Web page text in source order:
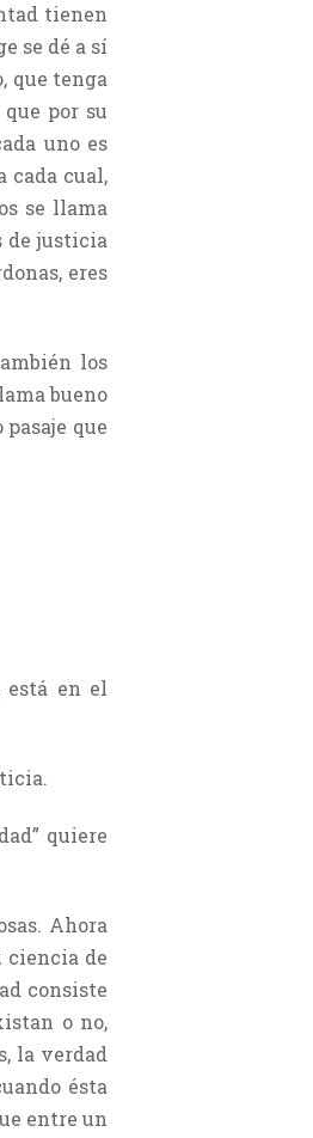
tienen
se dé a sí
que tenga
por su
uno es
cada cual,
se llama
de justicia
eres
los
bueno
que
está en el
quiere
Ahora
ciencia de
consiste
o no,
la verdad
ésta
entre un